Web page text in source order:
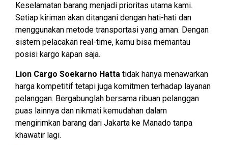
Keselamatan barang menjadi prioritas utama kami.
Setiap kiriman akan ditangani dengan hati-hati dan
menggunakan metode transportasi yang aman. Dengan
sistem pelacakan real-time, kamu bisa memantau
posisi kargo kapan saja.
Lion Cargo Soekarno Hatta tidak hanya menawarkan
harga kompetitif tetapi juga komitmen terhadap layanan
pelanggan. Bergabunglah bersama ribuan pelanggan
puas lainnya dan nikmati kemudahan dalam
mengirimkan barang dari Jakarta ke Manado tanpa
khawatir lagi.